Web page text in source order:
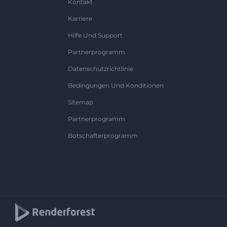
Kontakt
Karriere
Hilfe Und Support
Partnerprogramm
Datenschutzrichtlinie
Bedingungen Und Konditionen
Sitemap
Partnerprogramm
Botschafterprogramm